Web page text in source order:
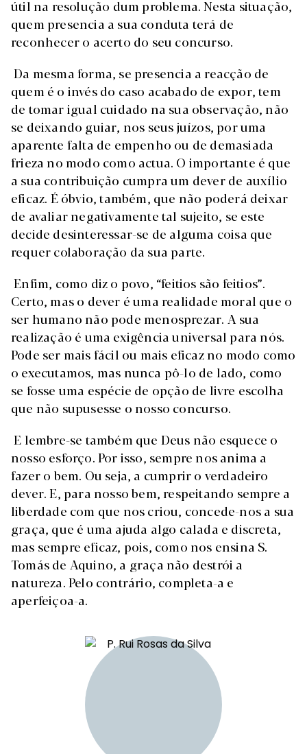
útil na resolução dum problema. Nesta situação,
quem presencia a sua conduta terá de
reconhecer o acerto do seu concurso.
Da mesma forma, se presencia a reacção de
quem é o invés do caso acabado de expor, tem
de tomar igual cuidado na sua observação, não
se deixando guiar, nos seus juízos, por uma
aparente falta de empenho ou de demasiada
frieza no modo como actua. O importante é que
a sua contribuição cumpra um dever de auxílio
eficaz. É óbvio, também, que não poderá deixar
de avaliar negativamente tal sujeito, se este
decide desinteressar-se de alguma coisa que
requer colaboração da sua parte.
Enfim, como diz o povo, “feitios são feitios”.
Certo, mas o dever é uma realidade moral que o
ser humano não pode menosprezar. A sua
realização é uma exigência universal para nós.
Pode ser mais fácil ou mais eficaz no modo como
o executamos, mas nunca pô-lo de lado, como
se fosse uma espécie de opção de livre escolha
que não supusesse o nosso concurso.
E lembre-se também que Deus não esquece o
nosso esforço. Por isso, sempre nos anima a
fazer o bem. Ou seja, a cumprir o verdadeiro
dever. E, para nosso bem, respeitando sempre a
liberdade com que nos criou, concede-nos a sua
graça, que é uma ajuda algo calada e discreta,
mas sempre eficaz, pois, como nos ensina S.
Tomás de Aquino, a graça não destrói a
natureza. Pelo contrário, completa-a e
aperfeiçoa-a.